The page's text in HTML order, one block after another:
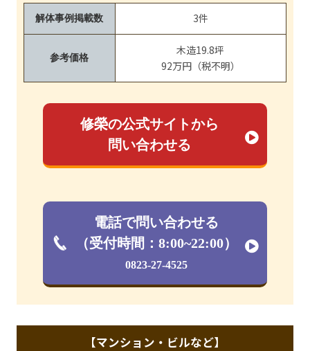
解体事例掲載数 3件
参考価格
木造19.8坪
92万円（税不明）
修榮の公式サイトから
問い合わせる
電話で問い合わせる
（受付時間：8:00~22:00）
0823-27-4525
【マンション・ビルなど】